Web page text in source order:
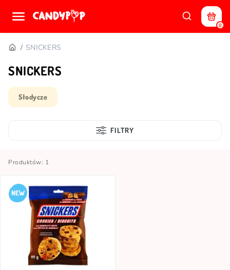
0
SNICKERS
SNICKERS
Słodycze
FILTRY
Produktów: 1